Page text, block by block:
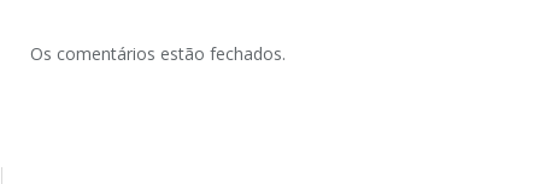
Os comentários estão fechados.